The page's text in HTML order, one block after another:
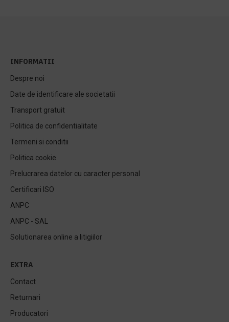
INFORMATII
Despre noi
Date de identificare ale societatii
Transport gratuit
Politica de confidentialitate
Termeni si conditii
Politica cookie
Prelucrarea datelor cu caracter personal
Certificari ISO
ANPC
ANPC - SAL
Solutionarea online a litigiilor
EXTRA
Contact
Returnari
Producatori